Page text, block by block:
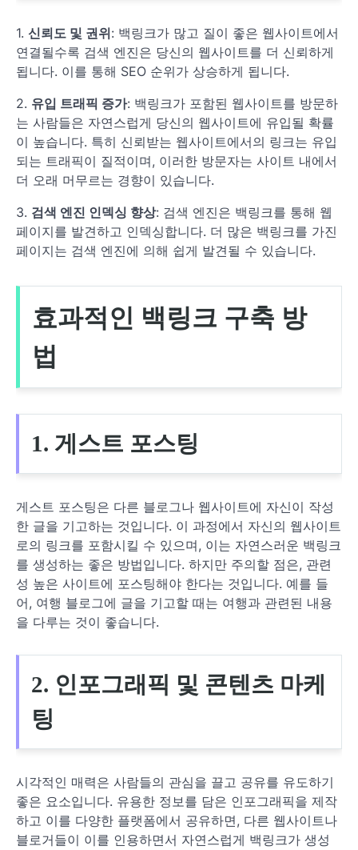
1. 신뢰도 및 권위: 백링크가 많고 질이 좋은 웹사이트에서
연결될수록 검색 엔진은 당신의 웹사이트를 더 신뢰하게
됩니다. 이를 통해 SEO 순위가 상승하게 됩니다.
2. 유입 트래픽 증가: 백링크가 포함된 웹사이트를 방문하
는 사람들은 자연스럽게 당신의 웹사이트에 유입될 확률
이 높습니다. 특히 신뢰받는 웹사이트에서의 링크는 유입
되는 트래픽이 질적이며, 이러한 방문자는 사이트 내에서
더 오래 머무르는 경향이 있습니다.
3. 검색 엔진 인덱싱 향상: 검색 엔진은 백링크를 통해 웹
페이지를 발견하고 인덱싱합니다. 더 많은 백링크를 가진
페이지는 검색 엔진에 의해 쉽게 발견될 수 있습니다.
효과적인 백링크 구축 방
법
1. 게스트 포스팅
게스트 포스팅은 다른 블로그나 웹사이트에 자신이 작성
한 글을 기고하는 것입니다. 이 과정에서 자신의 웹사이트
로의 링크를 포함시킬 수 있으며, 이는 자연스러운 백링크
를 생성하는 좋은 방법입니다. 하지만 주의할 점은, 관련
성 높은 사이트에 포스팅해야 한다는 것입니다. 예를 들
어, 여행 블로그에 글을 기고할 때는 여행과 관련된 내용
을 다루는 것이 좋습니다.
2. 인포그래픽 및 콘텐츠 마케
팅
시각적인 매력은 사람들의 관심을 끌고 공유를 유도하기
좋은 요소입니다. 유용한 정보를 담은 인포그래픽을 제작
하고 이를 다양한 플랫폼에서 공유하면, 다른 웹사이트나
블로거들이 이를 인용하면서 자연스럽게 백링크가 생성